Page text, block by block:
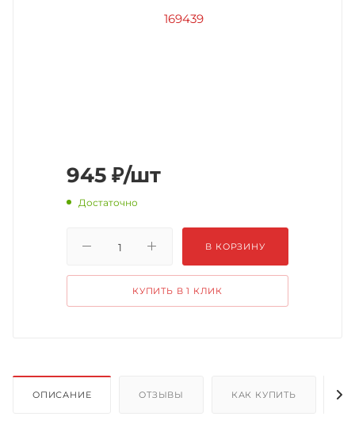
945 ₽/шт
Достаточно
В КОРЗИНУ
КУПИТЬ В 1 КЛИК
ОПИСАНИЕ ОТЗЫВЫ КАК КУПИТЬ